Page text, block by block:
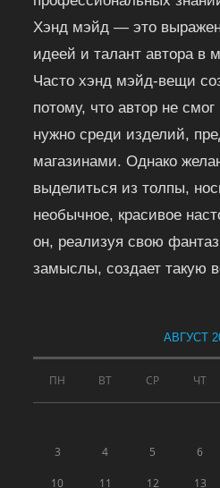
Хэнд мэйд — это
идеей и талант автора в
Часто хэнд мэйд-вещи
потому, что автор не
нужно среди изделий,
магазинами. Однако
выделиться из толпы,
необычное, красивое
он, реализуя свою
замыслы, создает такую
АВГУСТ
ПН ВТ СР ЧТ
3 4 5 6
10 11 12 13